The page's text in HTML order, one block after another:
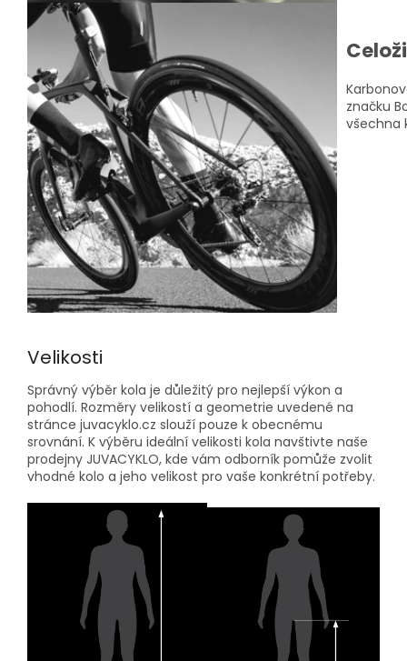
značku
všechna
Velikosti
Správný výběr kola je důležitý pro nejlepší výkon a
pohodlí. Rozměry velikostí a geometrie uvedené na
stránce juvacyklo.cz slouží pouze k obecnému
srovnání. K výběru ideální velikosti kola navštivte naše
prodejny JUVACYKLO, kde vám odborník pomůže zvolit
vhodné kolo a jeho velikost pro vaše konkrétní potřeby.